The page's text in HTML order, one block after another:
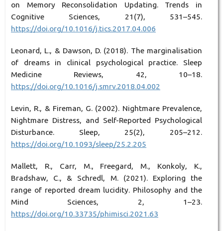
on Memory Reconsolidation Updating. Trends in
Cognitive Sciences, 21(7), 531–545.
https://doi.org/10.1016/j.tics.2017.04.006
Leonard, L., & Dawson, D. (2018). The marginalisation
of dreams in clinical psychological practice. Sleep
Medicine Reviews, 42, 10–18.
https://doi.org/10.1016/j.smrv.2018.04.002
Levin, R., & Fireman, G. (2002). Nightmare Prevalence,
Nightmare Distress, and Self-Reported Psychological
Disturbance. Sleep, 25(2), 205–212.
https://doi.org/10.1093/sleep/25.2.205
Mallett, R., Carr, M., Freegard, M., Konkoly, K.,
Bradshaw, C., & Schredl, M. (2021). Exploring the
range of reported dream lucidity. Philosophy and the
Mind Sciences, 2, 1–23.
https://doi.org/10.33735/phimisci.2021.63